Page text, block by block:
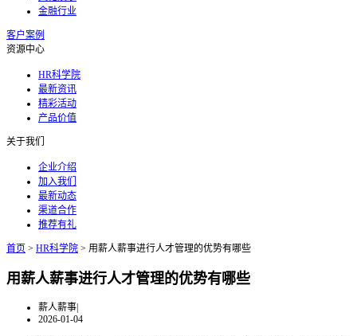
金融行业
客户案例
资源中心
HR科学院
最新资讯
精彩活动
产品价值
关于我们
企业介绍
加入我们
最新动态
渠道合作
推荐有礼
首页 > HR科学院 > 用薪人薪事进行人才管理的优势有哪些
用薪人薪事进行人才管理的优势有哪些
薪人薪事|
2026-01-04